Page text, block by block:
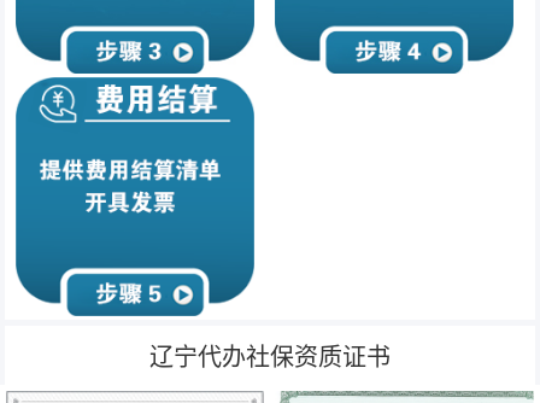
辽宁代办社保资质证书